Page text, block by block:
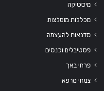
מיסטיקה
מכללות מומלצות
סדנאות להעצמה
פסטיבלים וכנסים
פרחי באך
צמחי מרפא